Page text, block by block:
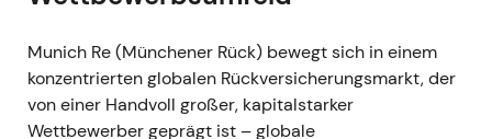
Einschätzung: Die Marktwahrnehmung wurde
auf eine Qualitäts- und Umsetzungsstory
aufgewertet — die Ziele der Ambition 2025
galten nun als erreichbar; Kapitalgenerierung
und Transparenz unter den neuen
Munich Re (Münchener Rück) bewegt sich in einem
konzentrierten globalen Rückversicherungsmarkt, der
von einer Handvoll großer, kapitalstarker
Wettbewerber geprägt ist – globale